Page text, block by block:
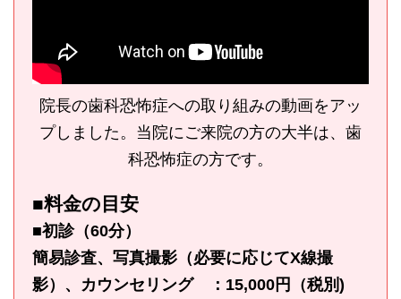
院長の歯科恐怖症への取り組みの動画をアッ
プしました。当院にご来院の方の大半は、歯
科恐怖症の方です。
■料金の目安
■初診（60分）
簡易診査、写真撮影（必要に応じてX線撮
影）、カウンセリング ：15,000円（税別)